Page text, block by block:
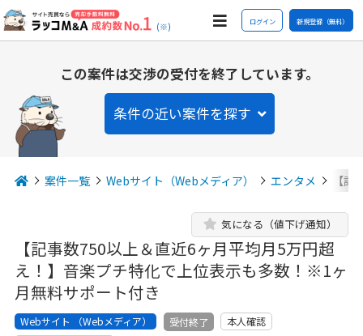
(※) ログイン 新規登録（無料）
この案件は交渉の受付を終了しています。
条件の近い案件を探す
案件一覧 Webサイト（Webメディア） エンタメ 【
【記事数750以上＆直近6ヶ月平均月5万円超
え！】音楽プチ特化で上位表示も多数！※1ヶ
月無料サポート付き
気になる（値下げ通知）
Webサイト （Webメディア） 受付終了
本人確認